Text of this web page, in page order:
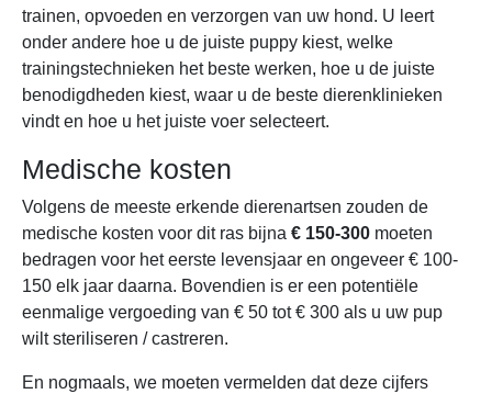
trainen, opvoeden en verzorgen van uw hond. U leert
onder andere hoe u de juiste puppy kiest, welke
trainingstechnieken het beste werken, hoe u de juiste
benodigdheden kiest, waar u de beste dierenklinieken
vindt en hoe u het juiste voer selecteert.
Medische kosten
Volgens de meeste erkende dierenartsen zouden de
medische kosten voor dit ras bijna € 150-300 moeten
bedragen voor het eerste levensjaar en ongeveer € 100-
150 elk jaar daarna. Bovendien is er een potentiële
eenmalige vergoeding van € 50 tot € 300 als u uw pup
wilt steriliseren / castreren.
En nogmaals, we moeten vermelden dat deze cijfers